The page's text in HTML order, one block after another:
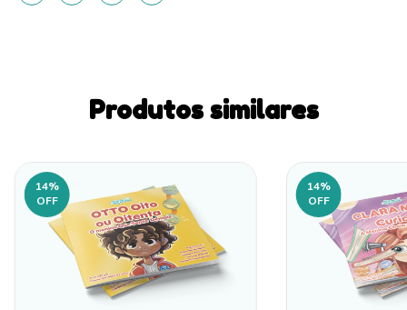
Produtos similares
14%
OFF
14%
OFF